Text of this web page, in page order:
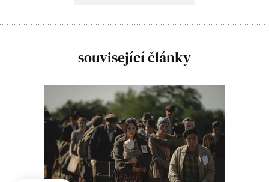
související články